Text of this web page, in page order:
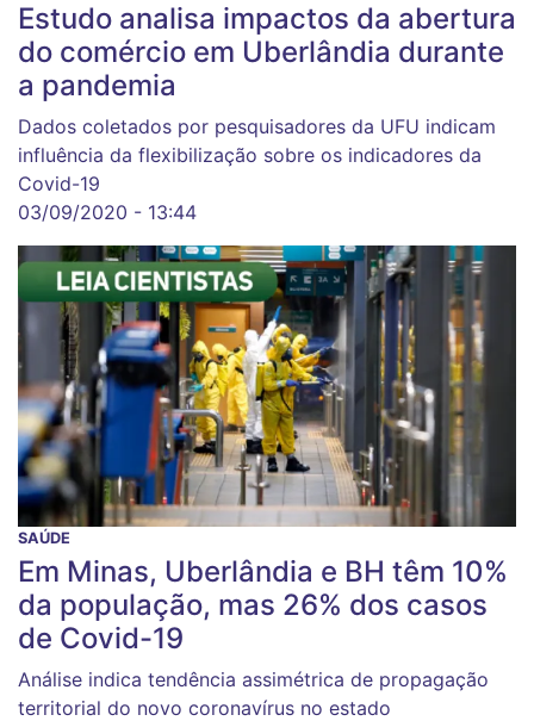
Estudo analisa impactos da abertura
do comércio em Uberlândia durante
a pandemia
Dados coletados por pesquisadores da UFU indicam
influência da flexibilização sobre os indicadores da
Covid-19
03/09/2020 - 13:44
SAÚDE
Em Minas, Uberlândia e BH têm 10%
da população, mas 26% dos casos
de Covid-19
Análise indica tendência assimétrica de propagação
territorial do novo coronavírus no estado